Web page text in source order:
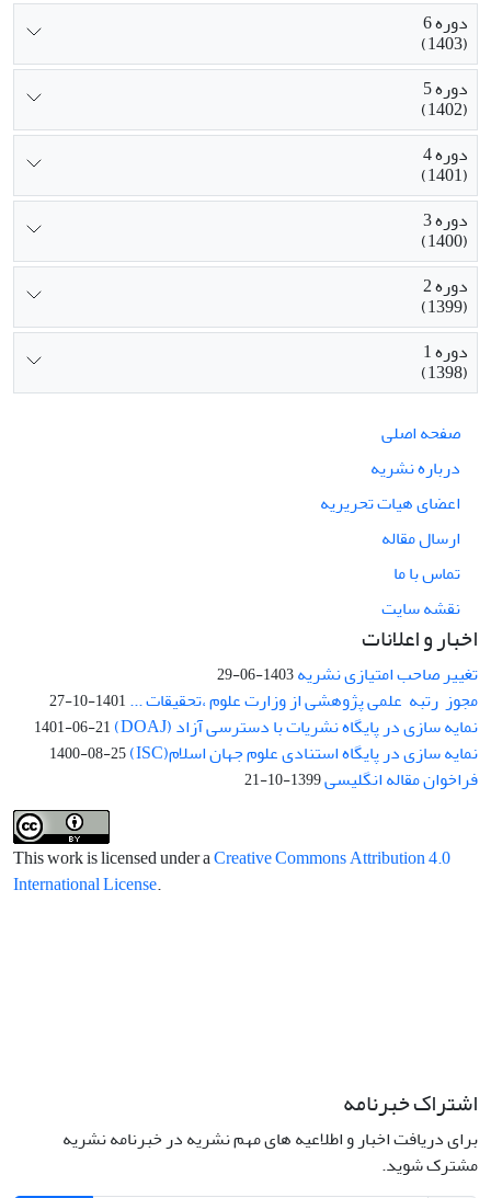
دوره 6
(1403)
دوره 5
(1402)
دوره 4
(1401)
دوره 3
(1400)
دوره 2
(1399)
دوره 1
(1398)
صفحه اصلی
درباره نشریه
اعضای هیات تحریریه
ارسال مقاله
تماس با ما
نقشه سایت
اخبار و اعلانات
تغییر صاحب امتیازی نشریه1403-06-29
مجوز رتبه علمی پژوهشی از وزارت علوم ،تحقیقات ...1401-10-27
نمایه سازی در پایگاه نشریات با دسترسی آزاد (DOAJ) 1401-06-21
نمایه سازی در پایگاه استنادی علوم جهان اسلام(ISC) 1400-08-25
فراخوان مقاله انگلیسی1399-10-21
This work is licensed under aCreative Commons Attribution 4.0
International License.
اشتراک خبرنامه
برای دریافت اخبار و اطلاعیه های مهم نشریه در خبرنامه نشریه
مشترک شوید.